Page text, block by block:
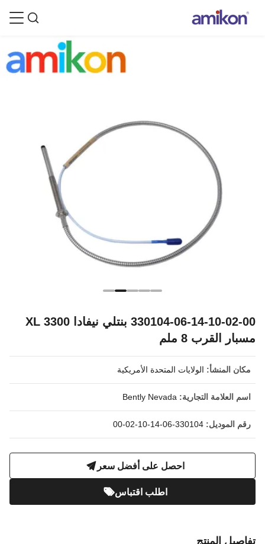
330104-06-14-10-02-00 بنتلي نيفادا 3300 XL
مسبار القرب 8 ملم
مكان المنشأ: الولايات المتحدة الأمريكية
اسم العلامة التجارية: Bently Nevada
رقم الموديل: 330104-06-14-10-02-00
احصل على أفضل سعر
اطلب اقتباس
تفاصيل المنتج